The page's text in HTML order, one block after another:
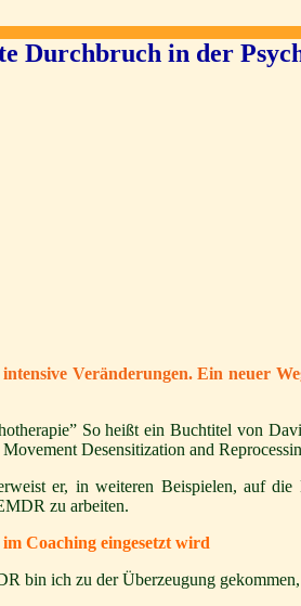
Durchbruch in der
Veränderungen. Ein neuer
So heißt ein Buchtitel von
Desensitization and
er, in weiteren Beispielen, auf
zu arbeiten.
Coaching eingesetzt wird
bin ich zu der Überzeugung